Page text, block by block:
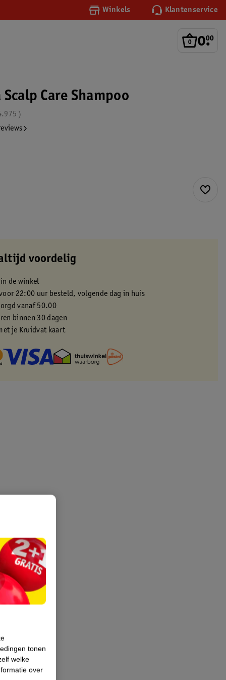
Winkels Klantenservice
0.
00
Care Shampoo
voordelig
de winkel
22:00 uur besteld, volgende dag in huis
vanaf 50.00
binnen 30 dagen
je Kruidvat kaart
tonen
welke
over